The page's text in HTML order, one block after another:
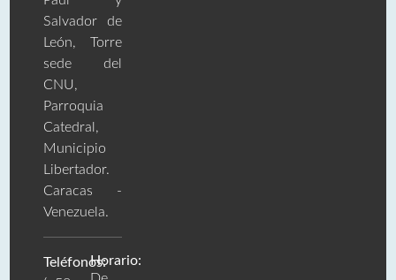
Salvador de
León, Torre
sede del
CNU,
Parroquia
Catedral,
Municipio
Libertador.
Caracas -
Venezuela.
Teléfonos:Horario: